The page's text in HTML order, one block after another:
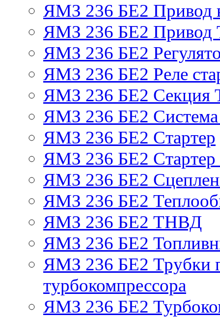
ЯМЗ 236 БЕ2 Привод
ЯМЗ 236 БЕ2
ЯМЗ 236 БЕ2
ЯМЗ 236 БЕ2 Реле
ЯМЗ 236 БЕ2
ЯМЗ 236 БЕ2
ЯМЗ 236 БЕ2 Стартер
ЯМЗ 236 БЕ2 Стартер
ЯМЗ 236 БЕ2
ЯМЗ 236 БЕ2
ЯМЗ 236 БЕ2 ТНВД
ЯМЗ 236 БЕ2
ЯМЗ 236 БЕ2 Трубки
турбокомпрессора
ЯМЗ 236 БЕ2